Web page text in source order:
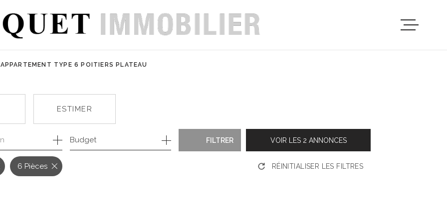
PROGRAMMES
APPARTEMENT TYPE 6 POITIERS PLATEAU
ESTIMER
Budget FILTRER VOIR LES 2 ANNONCES
6 Pièces RÉINITIALISER LES FILTRES